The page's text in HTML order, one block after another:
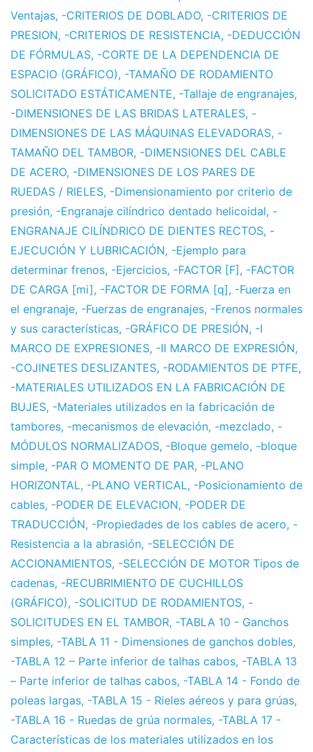
Ventajas, -CRITERIOS DE DOBLADO, -CRITERIOS DE
PRESION, -CRITERIOS DE RESISTENCIA, -DEDUCCIÓN
DE FÓRMULAS, -CORTE DE LA DEPENDENCIA DE
ESPACIO (GRÁFICO), -TAMAÑO DE RODAMIENTO
SOLICITADO ESTÁTICAMENTE, -Tallaje de engranajes,
-DIMENSIONES DE LAS BRIDAS LATERALES, -
DIMENSIONES DE LAS MÁQUINAS ELEVADORAS, -
TAMAÑO DEL TAMBOR, -DIMENSIONES DEL CABLE
DE ACERO, -DIMENSIONES DE LOS PARES DE
RUEDAS / RIELES, -Dimensionamiento por criterio de
presión, -Engranaje cilíndrico dentado helicoidal, -
ENGRANAJE CILÍNDRICO DE DIENTES RECTOS, -
EJECUCIÓN Y LUBRICACIÓN, -Ejemplo para
determinar frenos, -Ejercicios, -FACTOR [F] , -FACTOR
DE CARGA [mi], -FACTOR DE FORMA [q], -Fuerza en
el engranaje, -Fuerzas de engranajes, -Frenos normales
y sus características, -GRÁFICO DE PRESIÓN, -I
MARCO DE EXPRESIONES, -II MARCO DE EXPRESIÓN,
-COJINETES DESLIZANTES, -RODAMIENTOS DE PTFE,
-MATERIALES UTILIZADOS EN LA FABRICACIÓN DE
BUJES, -Materiales utilizados en la fabricación de
tambores, -mecanismos de elevación, -mezclado, -
MÓDULOS NORMALIZADOS, -Bloque gemelo, -bloque
simple, -PAR O MOMENTO DE PAR, -PLANO
HORIZONTAL, -PLANO VERTICAL, -Posicionamiento de
cables, -PODER DE ELEVACION, -PODER DE
TRADUCCIÓN, -Propiedades de los cables de acero, -
Resistencia a la abrasión, -SELECCIÓN DE
ACCIONAMIENTOS, -SELECCIÓN DE MOTOR Tipos de
cadenas, -RECUBRIMIENTO DE CUCHILLOS
(GRÁFICO), -SOLICITUD DE RODAMIENTOS, -
SOLICITUDES EN EL TAMBOR, -TABLA 10 - Ganchos
simples, -TABLA 11 - Dimensiones de ganchos dobles,
-TABLA 12 – Parte inferior de talhas cabos, -TABLA 13
– Parte inferior de talhas cabos, -TABLA 14 - Fondo de
poleas largas, -TABLA 15 - Rieles aéreos y para grúas,
-TABLA 16 - Ruedas de grúa normales, -TABLA 17 -
Características de los materiales utilizados en los